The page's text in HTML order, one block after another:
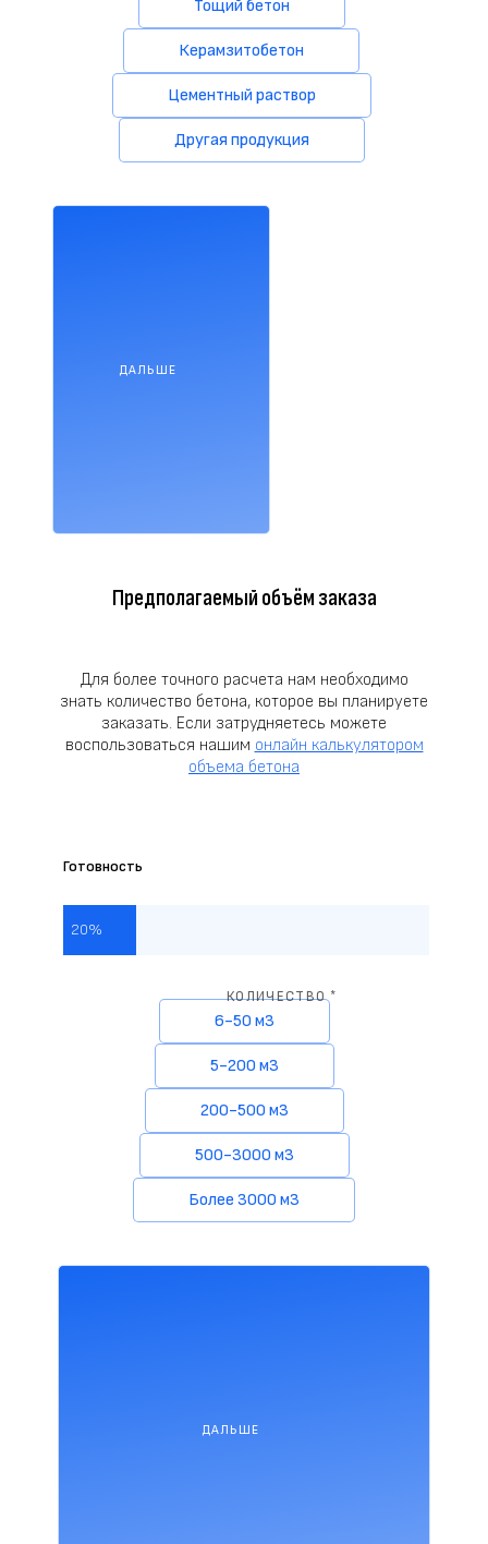
Тощий бетон
Керамзитобетон
Цементный раствор
Другая продукция
ДАЛЬШЕ
Предполагаемый объём заказа
Для более точного расчета нам необходимо
знать количество бетона, которое вы планируете
заказать. Если затрудняетесь можете
воспользоваться нашим онлайн калькулятором
объема бетона
Готовность
20%
КОЛИЧЕСТВО *
6-50 м3
5-200 м3
200-500 м3
500-3000 м3
Более 3000 м3
ДАЛЬШЕ